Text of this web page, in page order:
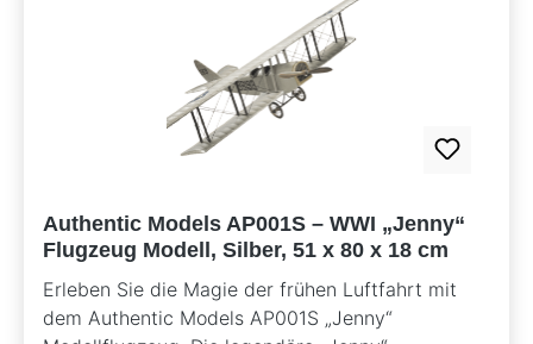
Authentic Models AP001S – WWI „Jenny“
Flugzeug Modell, Silber, 51 x 80 x 18 cm
Erleben Sie die Magie der frühen Luftfahrt mit
dem Authentic Models AP001S „Jenny“